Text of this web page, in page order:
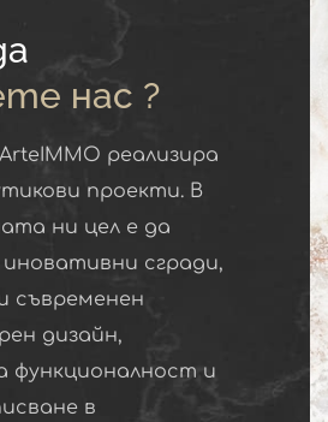
нас ?
реализира
проекти. В
ни цел е да
сгради,
съвременен
дизайн,
функционалност и
в